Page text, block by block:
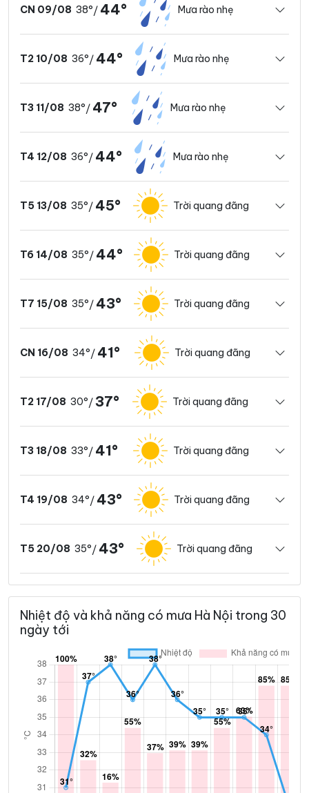
CN 09/08 38°/ 44° Mưa rào nhẹ
T2 10/08 36°/ 44° Mưa rào nhẹ
T3 11/08 38°/ 47° Mưa rào nhẹ
T4 12/08 36°/ 44° Mưa rào nhẹ
T5 13/08 35°/ 45° Trời quang đãng
T6 14/08 35°/ 44° Trời quang đãng
T7 15/08 35°/ 43° Trời quang đãng
CN 16/08 34°/ 41° Trời quang đãng
T2 17/08 30°/ 37° Trời quang đãng
T3 18/08 33°/ 41° Trời quang đãng
T4 19/08 34°/ 43° Trời quang đãng
T5 20/08 35°/ 43° Trời quang đãng
Nhiệt độ và khả năng có mưa Hà Nội trong 30
ngày tới